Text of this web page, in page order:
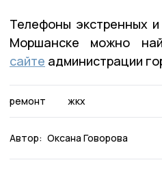
Телефоны экстренных
Моршанске можно
сайте администрации
ремонт жкх
Автор: Оксана Говорова